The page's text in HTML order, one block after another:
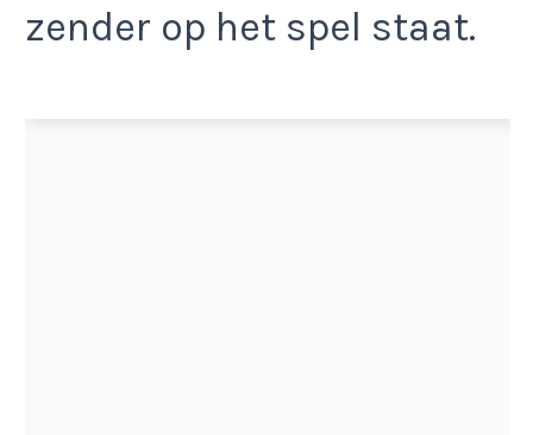
zender op het spel staat.